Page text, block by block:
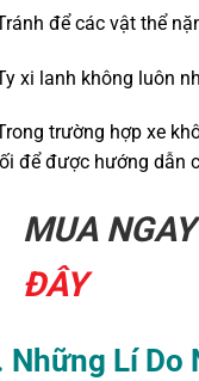
để các vật thể
xi lanh không luôn
trường hợp xe
để được hướng dẫn
MUA
ĐÂY
Những Lí Do